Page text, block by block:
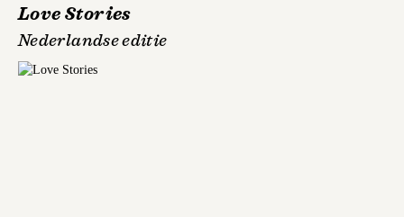
Love Stories
Nederlandse editie